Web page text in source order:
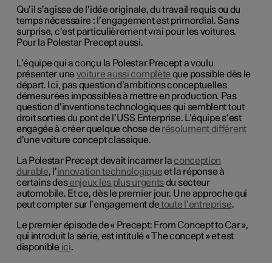
Qu’il s’agisse de l’idée originale, du travail requis ou du
temps nécessaire : l’engagement est primordial. Sans
surprise, c’est particulièrement vrai pour les voitures.
Pour la Polestar Precept aussi.
L’équipe qui a conçu la Polestar Precept a voulu
présenter unevoiture aussi complète que possible dès le
départ. Ici, pas question d’ambitions conceptuelles
démesurées impossibles à mettre en production. Pas
question d’inventions technologiques qui semblent tout
droit sorties du pont de l’USS Enterprise. L’équipe s’est
engagée à créer quelque chose derésolument différent
d’une voiture concept classique.
La Polestar Precept devait incarner laconception
durable, l’innovation technologiqueet la réponse à
certains desenjeux les plus urgentsdu secteur
automobile. Et ce, dès le premier jour. Une approche qui
peut compter sur l’engagement detoute l’entreprise.
Le premier épisode de « Precept: From Concept to Car »,
qui introduit la série, est intitulé « The concept » et est
disponible ici.